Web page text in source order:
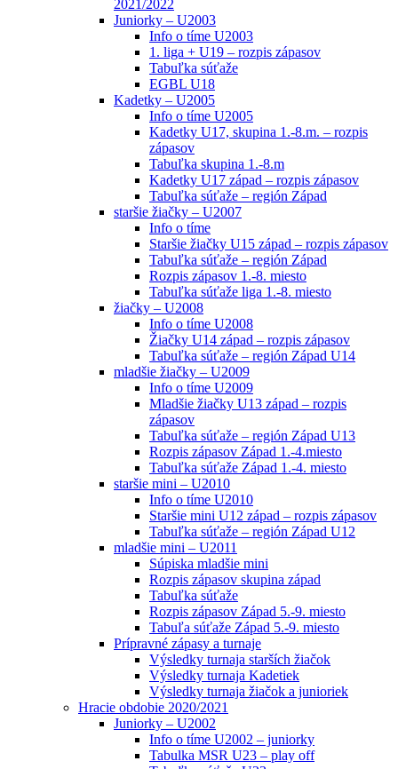
2021/2022
Juniorky – U2003
Info o tíme U2003
1. liga + U19 – rozpis zápasov
Tabuľka súťaže
EGBL U18
Kadetky – U2005
Info o tíme U2005
Kadetky U17, skupina 1.-8.m. – rozpis
zápasov
Tabuľka skupina 1.-8.m
Kadetky U17 západ – rozpis zápasov
Tabuľka súťaže – región Západ
staršie žiačky – U2007
Info o tíme
Staršie žiačky U15 západ – rozpis zápasov
Tabuľka súťaže – región Západ
Rozpis zápasov 1.-8. miesto
Tabuľka súťaže liga 1.-8. miesto
žiačky – U2008
Info o tíme U2008
Žiačky U14 západ – rozpis zápasov
Tabuľka súťaže – región Západ U14
mladšie žiačky – U2009
Info o tíme U2009
Mladšie žiačky U13 západ – rozpis
zápasov
Tabuľka súťaže – región Západ U13
Rozpis zápasov Západ 1.-4.miesto
Tabuľka súťaže Západ 1.-4. miesto
staršie mini – U2010
Info o tíme U2010
Staršie mini U12 západ – rozpis zápasov
Tabuľka súťaže – región Západ U12
mladšie mini – U2011
Súpiska mladšie mini
Rozpis zápasov skupina západ
Tabuľka súťaže
Rozpis zápasov Západ 5.-9. miesto
Tabuľa súťaže Západ 5.-9. miesto
Prípravné zápasy a turnaje
Výsledky turnaja starších žiačok
Výsledky turnaja Kadetiek
Výsledky turnaja žiačok a junioriek
Hracie obdobie 2020/2021
Juniorky – U2002
Info o tíme U2002 – juniorky
Tabulka MSR U23 – play off